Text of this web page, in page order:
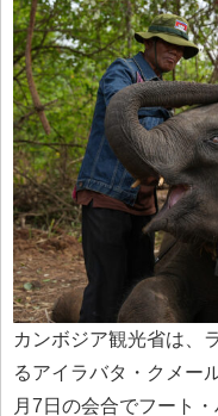
カンボジア観光省は、
るアイラバタ・クメー
月7日の会合でフート